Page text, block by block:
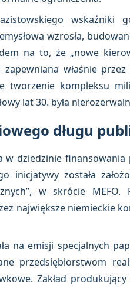
wskaźniki
wzrosła,
na to, że „nowe
właśnie
tworzenie kompleksu
lat 30. była
długu
w dziedzinie
inicjatywy została
w skrócie
największe niemieckie
na emisji specjalnych
przedsiębiorstwom
Zakład